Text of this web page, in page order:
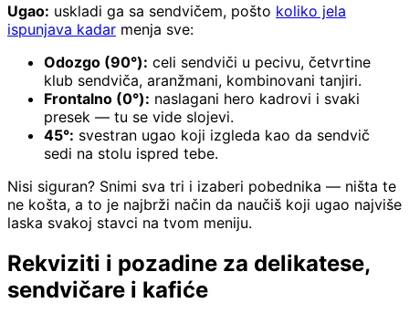
Ugao: uskladi ga sa sendvičem, pošto koliko jela
ispunjava kadar menja sve:
Odozgo (90°): celi sendviči u pecivu, četvrtine
klub sendviča, aranžmani, kombinovani tanjiri.
Frontalno (0°): naslagani hero kadrovi i svaki
presek — tu se vide slojevi.
45°: svestran ugao koji izgleda kao da sendvič
sedi na stolu ispred tebe.
Nisi siguran? Snimi sva tri i izaberi pobednika — ništa te
ne košta, a to je najbrži način da naučiš koji ugao najviše
laska svakoj stavci na tvom meniju.
Rekviziti i pozadine za delikatese,
sendvičare i kafiće